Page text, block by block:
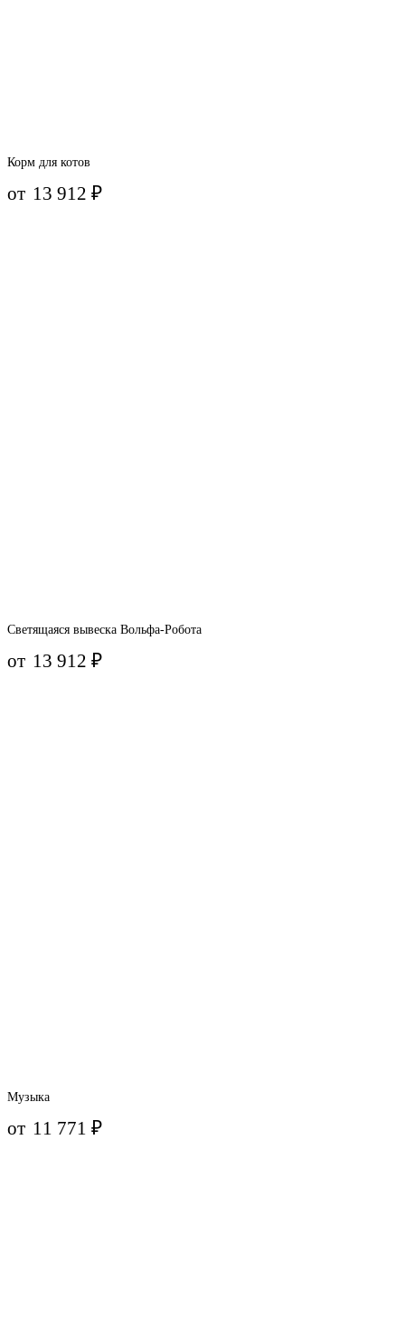
Корм для котов
от 13 912₽
Светящаяся вывеска Вольфа-Робота
от 13 912₽
Музыка
от 11 771₽